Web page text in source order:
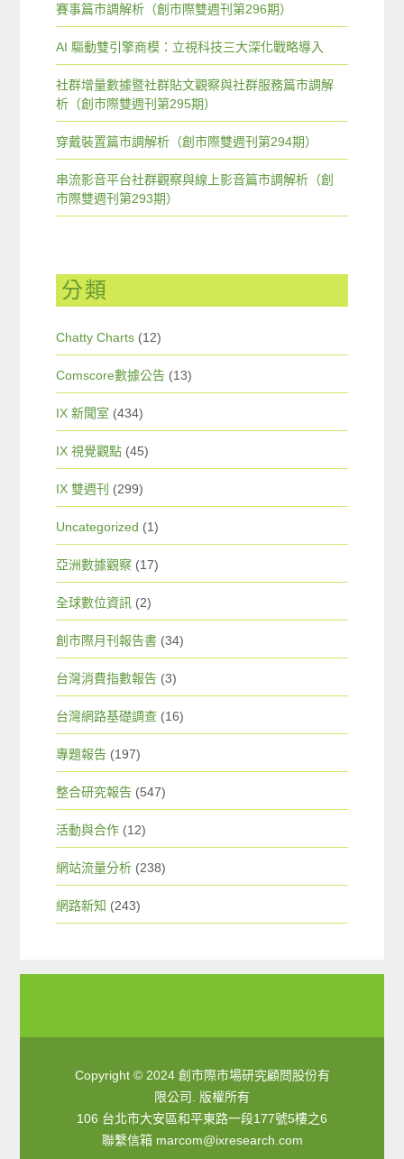
賽事篇市調解析（創市際雙週刊第296期）
AI 驅動雙引擎商模：立視科技三大深化戰略導入
社群增量數據暨社群貼文觀察與社群服務篇市調解
析（創市際雙週刊第295期）
穿戴裝置篇市調解析（創市際雙週刊第294期）
串流影音平台社群觀察與線上影音篇市調解析（創
市際雙週刊第293期）
分類
Chatty Charts (12)
Comscore數據公告 (13)
IX 新聞室 (434)
IX 視覺觀點 (45)
IX 雙週刊 (299)
Uncategorized (1)
亞洲數據觀察 (17)
全球數位資訊 (2)
創市際月刊報告書 (34)
台灣消費指數報告 (3)
台灣網路基礎調查 (16)
專題報告 (197)
整合研究報告 (547)
活動與合作 (12)
網站流量分析 (238)
網路新知 (243)
Copyright © 2024 創市際市場研究顧問股份有
限公司. 版權所有
106 台北市大安區和平東路一段177號5樓之6
聯繫信箱 marcom@ixresearch.com